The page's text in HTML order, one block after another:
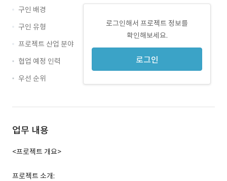
로그인해서 프로젝트 정보를
확인해보세요.
로그인
구인 배경
구인 유형
프로젝트 산업 분야
협업 예정 인력
우선 순위
업무 내용
<프로젝트 개요>
프로젝트 소개: